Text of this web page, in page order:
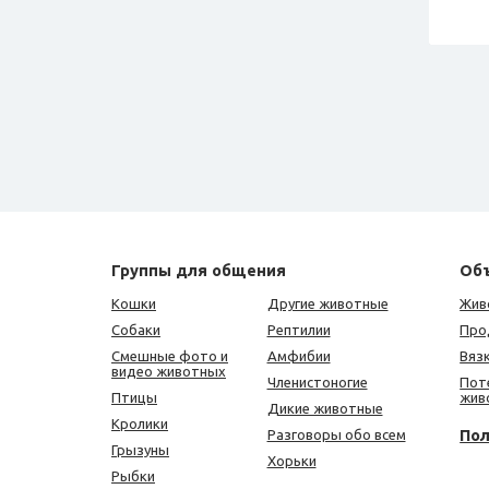
Группы для общения
Кошки
Собаки
Смешные фото и
видео животных
Птицы
Кролики
Грызуны
Рыбки
Другие животные
Рептилии
Амфибии
Членистоногие
Дикие животные
Разговоры обо всем
Хорьки